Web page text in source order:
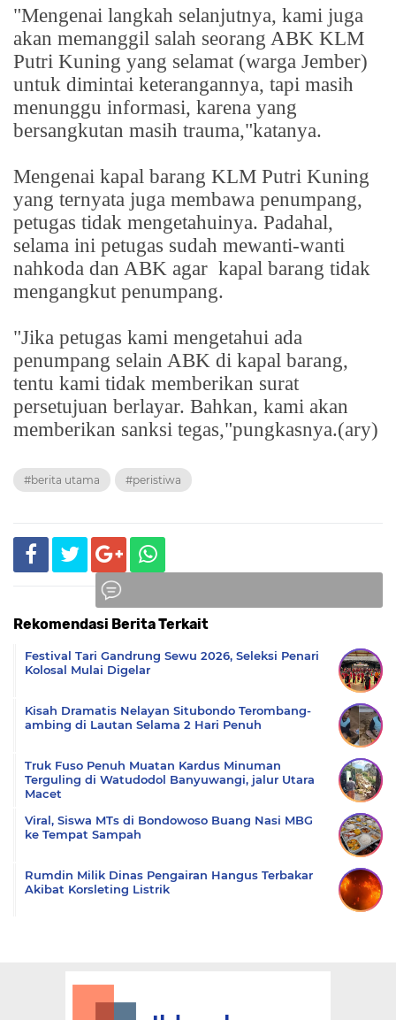
"Mengenai langkah selanjutnya, kami juga
akan memanggil salah seorang ABK KLM
Putri Kuning yang selamat (warga Jember)
untuk dimintai keterangannya, tapi masih
menunggu informasi, karena yang
bersangkutan masih trauma,"katanya.
Mengenai kapal barang KLM Putri Kuning
yang ternyata juga membawa penumpang,
petugas tidak mengetahuinya. Padahal,
selama ini petugas sudah mewanti-wanti
nahkoda dan ABK agar kapal barang tidak
mengangkut penumpang.
"Jika petugas kami mengetahui ada
penumpang selain ABK di kapal barang,
tentu kami tidak memberikan surat
persetujuan berlayar. Bahkan, kami akan
memberikan sanksi tegas,"pungkasnya.(ary)
#berita utama #peristiwa
Rekomendasi Berita Terkait
Festival Tari Gandrung Sewu 2026, Seleksi Penari
Kolosal Mulai Digelar
Kisah Dramatis Nelayan Situbondo Terombang-
ambing di Lautan Selama 2 Hari Penuh
Truk Fuso Penuh Muatan Kardus Minuman
Terguling di Watudodol Banyuwangi, jalur Utara
Macet
Viral, Siswa MTs di Bondowoso Buang Nasi MBG
ke Tempat Sampah
Rumdin Milik Dinas Pengairan Hangus Terbakar
Akibat Korsleting Listrik